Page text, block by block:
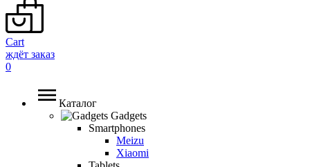
Cart
ждёт заказ
0
Каталог
Gadgets
Smartphones
Meizu
Xiaomi